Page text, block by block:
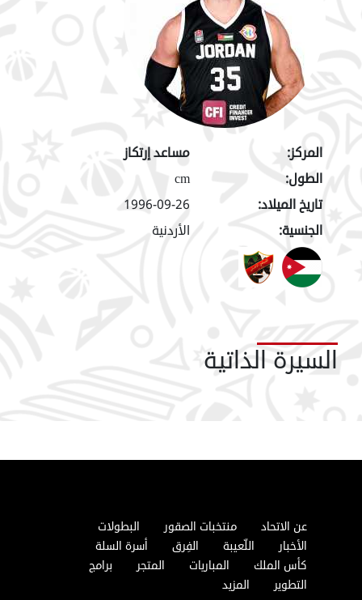
المركز:
مساعد إرتكاز
الطول:
cm
تاريخ الميلاد:
1996-09-26
الجنسية:
الأردنية
السيرة الذاتية
عن الاتحاد منتخبات الصقور
البطولات
الأخبار
اللّعيبة الفِرق
أسرة السلة
كأس الملك
المباريات المتجر
برامج
التطوير
المزيد